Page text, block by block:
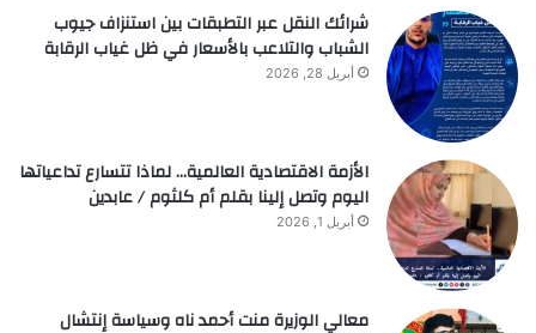
شرائك النقل عبر التطبقات بين استنزاف جيوب
الشباب والتلاعب بالأسعار في ظل غياب الرقابة
أبريل 28, 2026
الأزمة الاقتصادية العالمية… لماذا تتسارع تداعياتها
اليوم وتصل إلينا بقلم أم كلثوم / عابدين
أبريل 1, 2026
معالي الوزيرة منت أحمد ناه وسياسة إنتشال